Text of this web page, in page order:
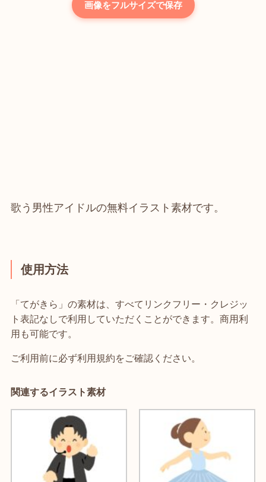
画像をフルサイズで保存
歌う男性アイドルの無料イラスト素材です。
使用方法
「てがきら」の素材は、すべてリンクフリー・クレジッ
ト表記なしで利用していただくことができます。商用利
用も可能です。
ご利用前に必ず利用規約をご確認ください。
関連するイラスト素材